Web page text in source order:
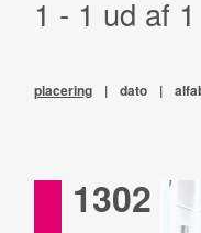
1 - 1 ud af
placering | dato |
1302